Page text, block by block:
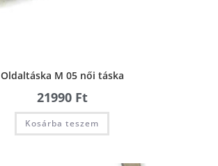
Oldaltáska M 05 női táska
21990 Ft
Kosárba teszem